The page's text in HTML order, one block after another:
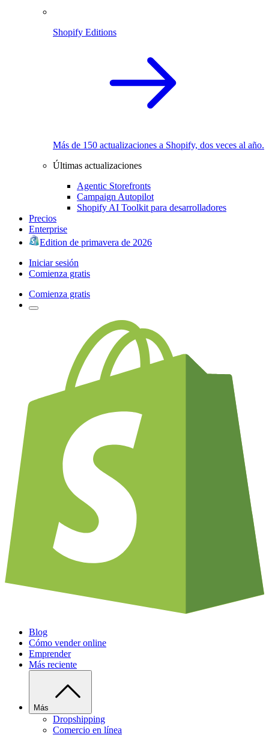
Shopify Editions
Más de 150 actualizaciones a Shopify, dos veces al año.
Últimas actualizaciones
Agentic Storefronts
Campaign Autopilot
Shopify AI Toolkit para desarrolladores
Precios
Enterprise
Edition de primavera de 2026
Iniciar sesión
Comienza gratis
Comienza gratis
Blog
Cómo vender online
Emprender
Más reciente
Más
Dropshipping
Comercio en línea